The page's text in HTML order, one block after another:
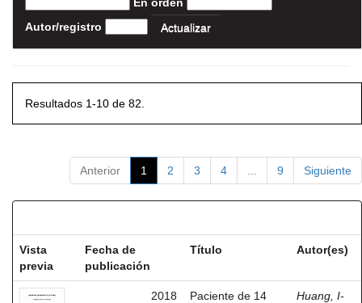
Autor/registro
Resultados 1-10 de 82.
Anterior 1 2 3 4 9 Siguiente
Vista
previa
Fecha de
publicación
Título Autor(es)
2018
Paciente de 14
Huang, I-